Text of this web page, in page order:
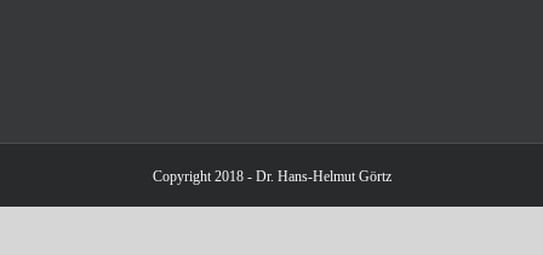
Copyright 2018 - Dr. Hans-Helmut Görtz